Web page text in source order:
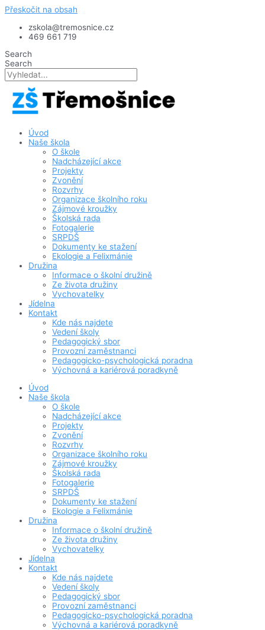
Přeskočit na obsah
zskola@tremosnice.cz
469 661 719
Search
Search
Úvod
Naše škola
O škole
Nadcházející akce
Projekty
Zvonění
Rozvrhy
Organizace školního roku
Zájmové kroužky
Školská rada
Fotogalerie
SRPDŠ
Dokumenty ke stažení
Ekologie a Felixmánie
Družina
Informace o školní družině
Ze života družiny
Vychovatelky
Jídelna
Kontakt
Kde nás najdete
Vedení školy
Pedagogický sbor
Provozní zaměstnanci
Pedagogicko-psychologická poradna
Výchovná a kariérová poradkyně
Úvod
Naše škola
O škole
Nadcházející akce
Projekty
Zvonění
Rozvrhy
Organizace školního roku
Zájmové kroužky
Školská rada
Fotogalerie
SRPDŠ
Dokumenty ke stažení
Ekologie a Felixmánie
Družina
Informace o školní družině
Ze života družiny
Vychovatelky
Jídelna
Kontakt
Kde nás najdete
Vedení školy
Pedagogický sbor
Provozní zaměstnanci
Pedagogicko-psychologická poradna
Výchovná a kariérová poradkyně